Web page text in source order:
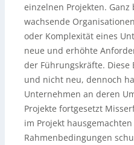
einzelnen Projekten.
wachsende
oder Komplexität eines
neue und erhöhte
der Führungskräfte.
und nicht neu, dennoch
Unternehmen an deren
Projekte fortgesetzt
im Projekt
Rahmenbedingungen